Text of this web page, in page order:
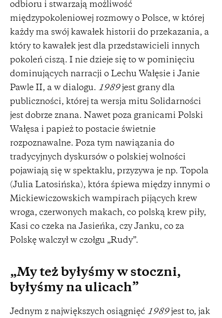
odbioru i stwarzają możliwość
międzypokoleniowej rozmowy o Polsce, w której
każdy ma swój kawałek historii do przekazania, a
który to kawałek jest dla przedstawicieli innych
pokoleń ciszą. I nie dzieje się to w pominięciu
dominujących narracji o Lechu Wałęsie i Janie
Pawle II, a w dialogu. 1989jest grany dla
publiczności, której ta wersja mitu Solidarności
jest dobrze znana. Nawet poza granicami Polski
Wałęsa i papież to postacie świetnie
rozpoznawalne. Poza tym nawiązania do
tradycyjnych dyskursów o polskiej wolności
pojawiają się w spektaklu, przyzywa je np. Topola
(Julia Latosińska), która śpiewa między innymi o
Mickiewiczowskich wampirach pijących krew
wroga, czerwonych makach, co polską krew piły,
Kasi co czeka na Jasieńka, czy Janku, co za
Polskę walczył w czołgu „Rudy”.
„My też byłyśmy w stoczni,
byłyśmy na ulicach”
Jednym z największych osiągnięć 1989jest to, jak